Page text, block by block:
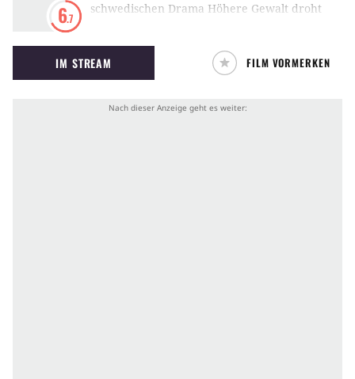
6.7
schwedischen Drama Höhere Gewalt droht
Familie zu auseinander zu brechen.
IM STREAM FILM VORMERKEN